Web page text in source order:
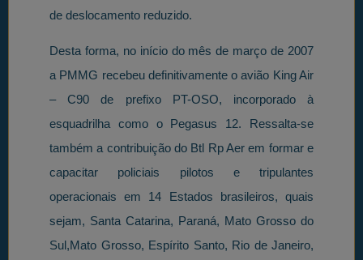
de deslocamento reduzido.
Desta forma, no início do mês de março de 2007
a PMMG recebeu definitivamente o avião King Air
– C90 de prefixo PT-OSO, incorporado à
esquadrilha como o Pegasus 12. Ressalta-se
também a contribuição do Btl Rp Aer em formar e
capacitar policiais pilotos e tripulantes
operacionais em 14 Estados brasileiros, quais
sejam, Santa Catarina, Paraná, Mato Grosso do
Sul,Mato Grosso, Espírito Santo, Rio de Janeiro,